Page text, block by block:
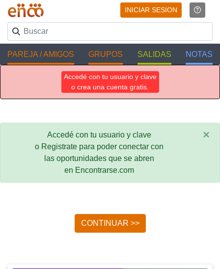
INICIAR SESION
PAREJA / AMIGOS GRUPOS SALIDAS NOTAS
Accedé con tu usuario y clave
o crea una cuenta gratis.
Accedé con tu usuario y clave
o Registrate para poder conectar con
las oportunidades que se abren
en Encontrarse.com
×
CONTINUAR >>